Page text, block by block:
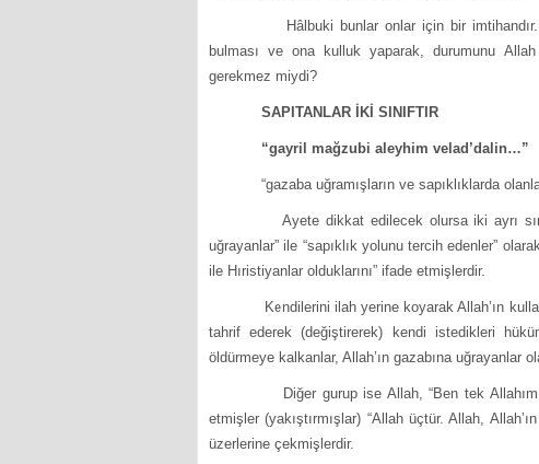
Hâlbuki bunlar onlar için bir imtihandır. Bu
bulması ve ona kulluk yaparak, durumunu
gerekmez miydi?
SAPITANLAR İKİ SINIFTIR
“gayril mağzubi aleyhim velad’dalin…”
“gazaba uğramışların ve sapıklıklarda
Ayete dikkat edilecek olursa iki ayrı sınıf
uğrayanlar” ile “sapıklık yolunu tercih edenler”
ile Hıristiyanlar olduklarını” ifade etmişlerdir.
Kendilerini ilah yerine koyarak Allah’ın
tahrif ederek (değiştirerek) kendi istedikleri
öldürmeye kalkanlar, Allah’ın gazabına uğrayanlar
Diğer gurup ise Allah, “Ben tek Allahım.
etmişler (yakıştırmışlar) “Allah üçtür. Allah,
üzerlerine çekmişlerdir.